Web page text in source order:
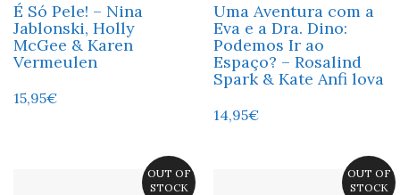
É Só Pele! – Nina
Jablonski, Holly
McGee & Karen
Vermeulen
15,95€
Uma Aventura com a
Eva e a Dra. Dino:
Podemos Ir ao
Espaço? – Rosalind
Spark & Kate Anfi lova
14,95€
OUT OF
STOCK
OUT OF
STOCK